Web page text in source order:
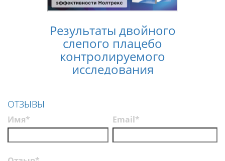
Результаты двойного
слепого плацебо
контролируемого
исследования
ОТЗЫВЫ
Имя* Email*